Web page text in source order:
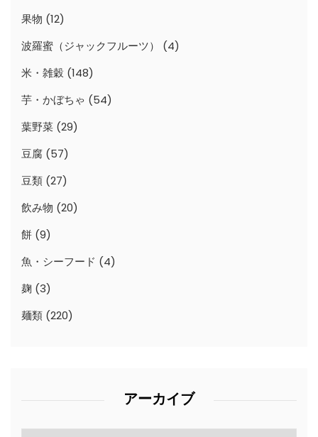
果物 (12)
波羅蜜（ジャックフルーツ）
(4)
米・雑穀 (148)
芋・かぼちゃ (54)
葉野菜 (29)
豆腐 (57)
豆類 (27)
飲み物 (20)
餅 (9)
魚・シーフード (4)
麹 (3)
麺類 (220)
アーカイブ